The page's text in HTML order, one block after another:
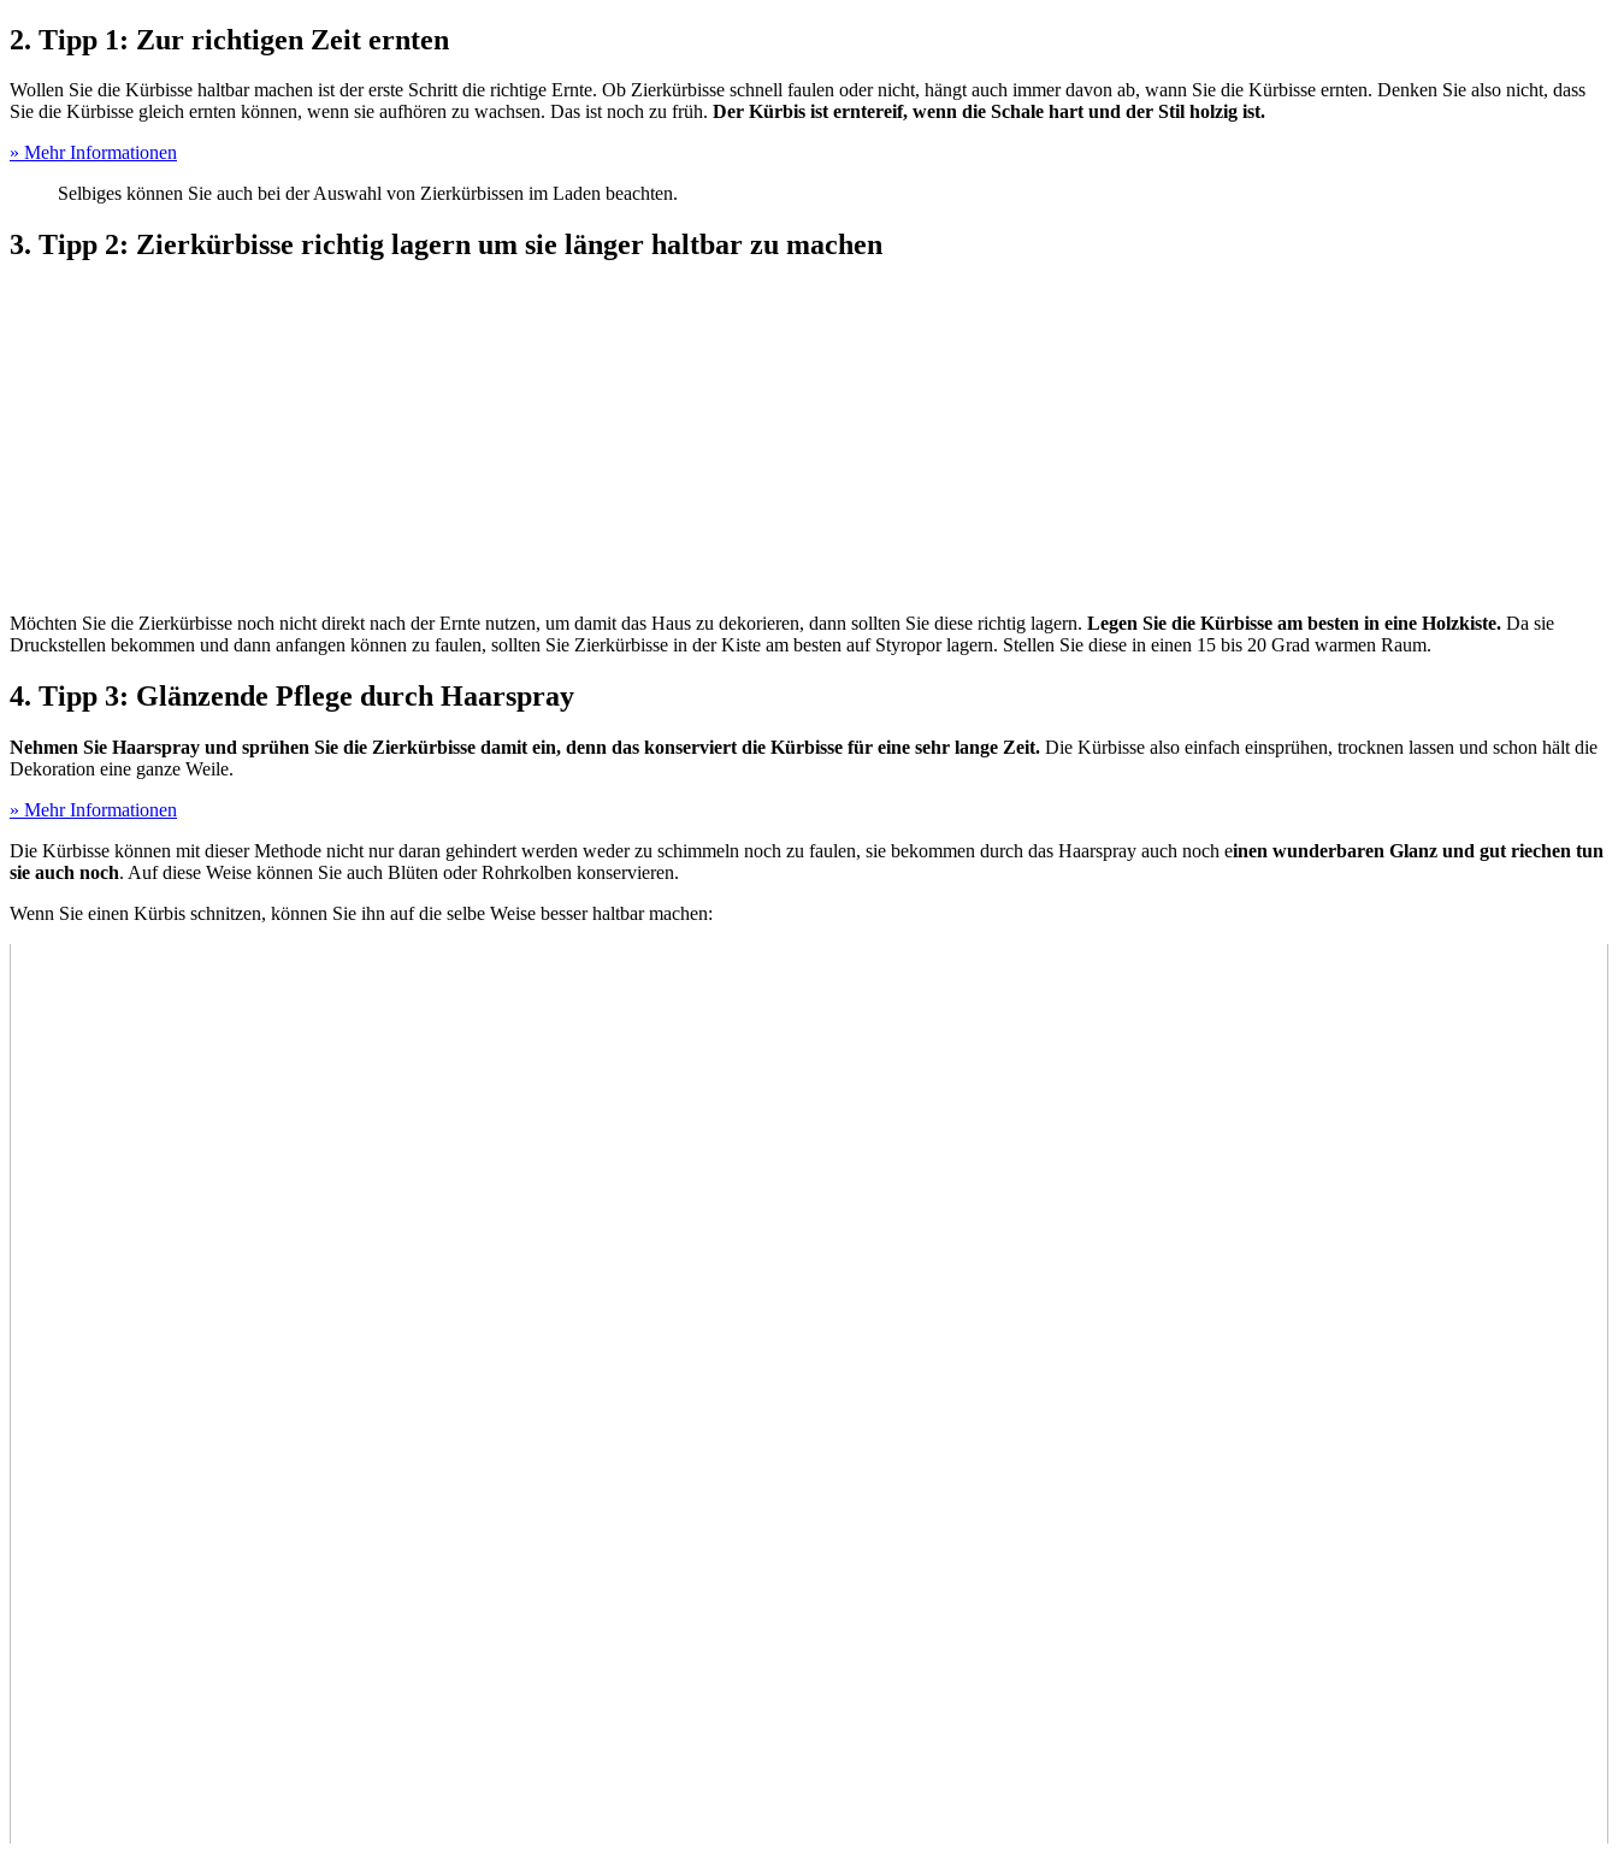
2. Tipp 1: Zur richtigen Zeit ernten
Wollen Sie die Kürbisse haltbar machen ist der erste Schritt die richtige Ernte. Ob Zierkürbisse schnell faulen oder nicht, hängt auch immer davon ab, wann Sie die Kürbisse ernten. Denken Sie also nicht, dass
Sie die Kürbisse gleich ernten können, wenn sie aufhören zu wachsen. Das ist noch zu früh. Der Kürbis ist erntereif, wenn die Schale hart und der Stil holzig ist.
» Mehr Informationen
Selbiges können Sie auch bei der Auswahl von Zierkürbissen im Laden beachten.
3. Tipp 2: Zierkürbisse richtig lagern um sie länger haltbar zu machen
Möchten Sie die Zierkürbisse noch nicht direkt nach der Ernte nutzen, um damit das Haus zu dekorieren, dann sollten Sie diese richtig lagern. Legen Sie die Kürbisse am besten in eine Holzkiste. Da sie
Druckstellen bekommen und dann anfangen können zu faulen, sollten Sie Zierkürbisse in der Kiste am besten auf Styropor lagern. Stellen Sie diese in einen 15 bis 20 Grad warmen Raum.
4. Tipp 3: Glänzende Pflege durch Haarspray
Nehmen Sie Haarspray und sprühen Sie die Zierkürbisse damit ein, denn das konserviert die Kürbisse für eine sehr lange Zeit. Die Kürbisse also einfach einsprühen, trocknen lassen und schon hält die
Dekoration eine ganze Weile.
» Mehr Informationen
Die Kürbisse können mit dieser Methode nicht nur daran gehindert werden weder zu schimmeln noch zu faulen, sie bekommen durch das Haarspray auch noch einen wunderbaren Glanz und gut riechen tun
sie auch noch. Auf diese Weise können Sie auch Blüten oder Rohrkolben konservieren.
Wenn Sie einen Kürbis schnitzen, können Sie ihn auf die selbe Weise besser haltbar machen: